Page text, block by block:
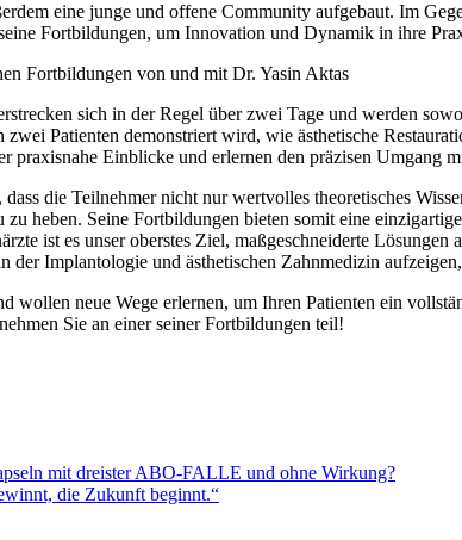
eine junge und offene Community aufgebaut. Im
Fortbildungen, um Innovation und Dynamik in ihre
Fortbildungen von und mit Dr. Yasin Aktas
sich in der Regel über zwei Tage und werden
Patienten demonstriert wird, wie ästhetische
praxisnahe Einblicke und erlernen den präzisen Umgang
die Teilnehmer nicht nur wertvolles theoretisches
heben. Seine Fortbildungen bieten somit eine
ist es unser oberstes Ziel, maßgeschneiderte
Implantologie und ästhetischen Zahnmedizin
wollen neue Wege erlernen, um Ihren Patienten ein
Sie an einer seiner Fortbildungen teil!
mit dreister ABO-FALLE und ohne Wirkung?
die Zukunft beginnt.“